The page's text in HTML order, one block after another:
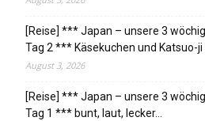
[Reise] *** Japan – unsere 3
Tag 2 *** Käsekuchen und Katsuo-
August 3, 2026
[Reise] *** Japan – unsere 3
Tag 1 *** bunt, laut, lecker…